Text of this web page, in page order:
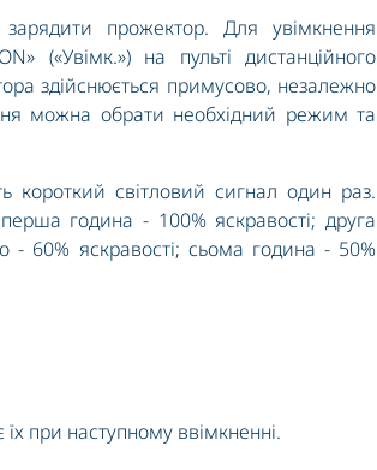
прожектор. Для увімкнення
(«Увімк.») на пульті дистанційного
здійснюється примусово, незалежно
можна обрати необхідний режим та
короткий світловий сигнал один раз.
година - 100% яскравості; друга
- 60% яскравості; сьома година - 50%
при наступному ввімкненні.